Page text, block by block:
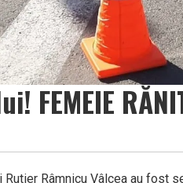
FEMEIE
Râmnicu Vâlcea au fost